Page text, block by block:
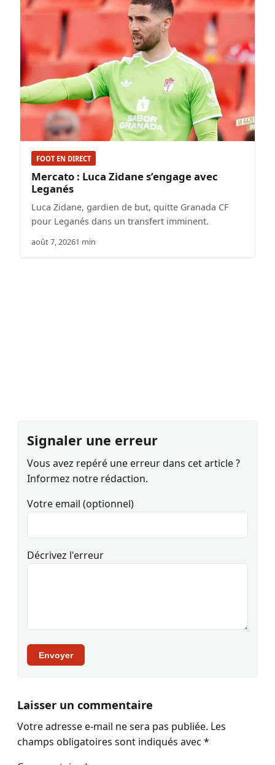
FOOT EN DIRECT
Mercato : Luca Zidane s’engage avec
Leganés
Luca Zidane, gardien de but, quitte Granada CF
pour Leganés dans un transfert imminent.
août 7, 20261 min
Signaler une erreur
Vous avez repéré une erreur dans cet article ?
Informez notre rédaction.
Votre email (optionnel)
Décrivez l'erreur
Envoyer
Laisser un commentaire
Votre adresse e-mail ne sera pas publiée. Les
champs obligatoires sont indiqués avec *